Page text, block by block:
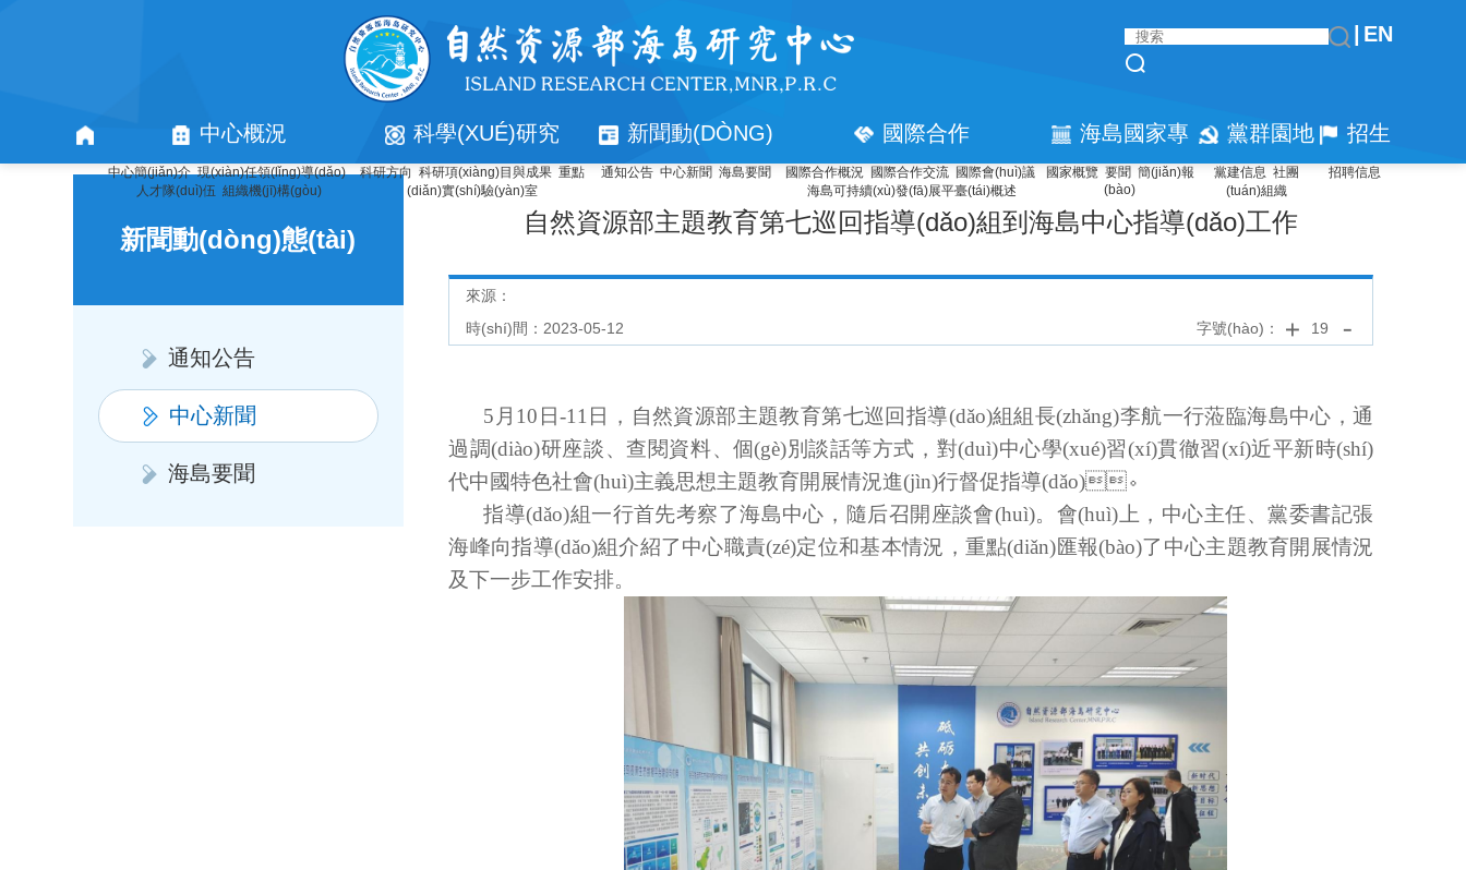
EN
中心概況
中心簡(jiǎn)介現(xiàn)任領(lǐng)導(dǎo)
人才隊(duì)伍 組織機(jī)構(gòu)
科學(XUÉ)研究
科研方向 科研項(xiàng)目與成果 重點
(diǎn)實(shí)驗(yàn)室
新聞動(DÒNG)
通知公告 中心新聞 海島要聞
國際合作
國際合作概況 國際合作交流 國際會(huì)議
海島可持續(xù)發(fā)展平臺(tái)概述
海島國家專
欄
國家概覽 要聞 簡(jiǎn)報
(bào)
黨群園地
黨建信息 社團
(tuán)組織
招生
招聘信息
新聞動(dòng)態(tài)
通知公告
中心新聞
海島要聞
自然資源部主題教育第七巡回指導(dǎo)組到海島中心指導(dǎo)工作
來源：
時(shí)間：2023-05-12
字號(hào)： 19
5月10日-11日，自然資源部主題教育第七巡回指導(dǎo)組組長(zhǎng)李航一行蒞臨海島中心，通
過調(diào)研座談、查閱資料、個(gè)別談話等方式，對(duì)中心學(xué)習(xí)貫徹習(xí)近平新時(shí)
代中國特色社會(huì)主義思想主題教育開展情況進(jìn)行督促指導(dǎo)。
指導(dǎo)組一行首先考察了海島中心，隨后召開座談會(huì)。會(huì)上，中心主任、黨委書記張
海峰向指導(dǎo)組介紹了中心職責(zé)定位和基本情況，重點(diǎn)匯報(bào)了中心主題教育開展情況
及下一步工作安排。